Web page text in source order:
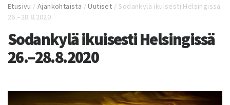
Etusivu /Ajankohtaista /Uutiset / Sodankylä ikuisesti Helsingissä
26.–28.8.2020
Sodankylä ikuisesti Helsingissä
26.–28.8.2020